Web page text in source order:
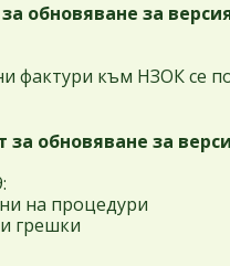
обновяване за
фактури към НЗОК се
за обновяване за
на процедури
грешки